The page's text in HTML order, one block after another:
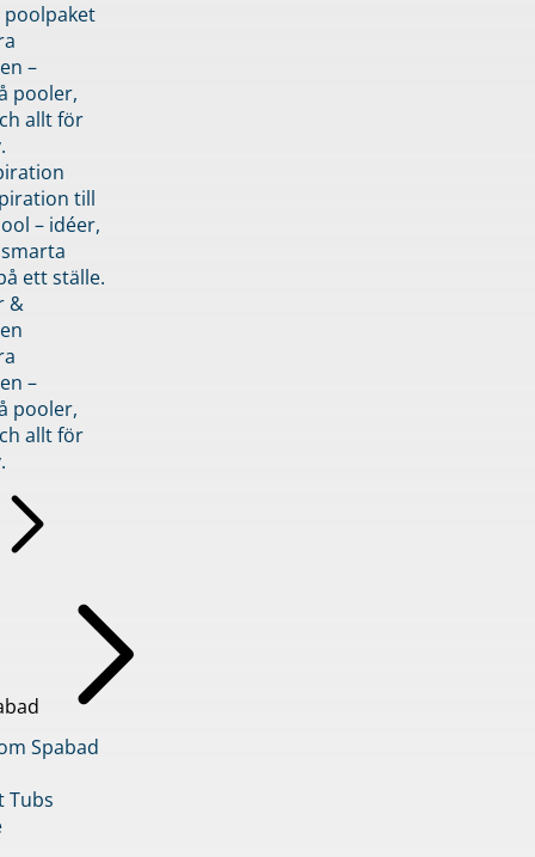
–
pooler,
allt för
till
– idéer,
ett ställe.
&
–
pooler,
allt för
Spabad
Tubs